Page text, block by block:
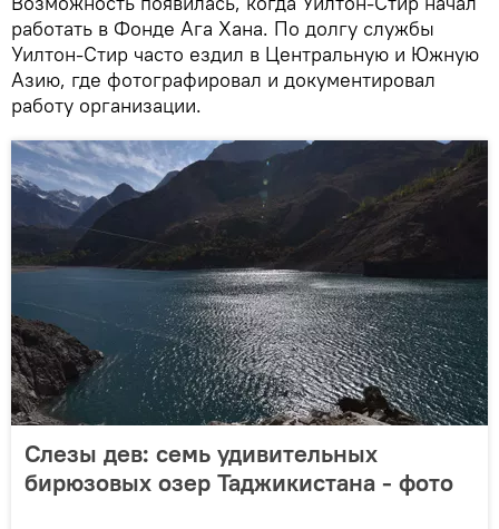
работать в Фонде Ага Хана. По долгу службы
Уилтон-Стир часто ездил в Центральную и Южную
Азию, где фотографировал и документировал
работу организации.
Слезы дев: семь удивительных
бирюзовых озер Таджикистана - фото